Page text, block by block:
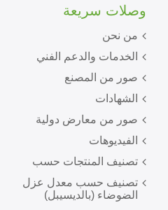
وصلات سريعة
من نحن
الخدمات والدعم الفني
صور من المصنع
الشهادات
صور من معارض دولية
الفيديوهات
تصنيف المنتجات حسب
تصنيف حسب معدل عزل
الضوضاء (بالديسيبل)